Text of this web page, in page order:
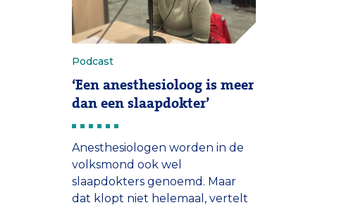
Podcast
‘Een anesthesioloog is meer
dan een slaapdokter’
Anesthesiologen worden in de
volksmond ook wel
slaapdokters genoemd. Maar
dat klopt niet helemaal, vertelt